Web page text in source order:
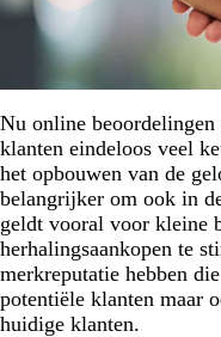
Nu online beoordelingen
klanten eindeloos veel
het opbouwen van de
belangrijker om ook in
geldt vooral voor kleine
herhalingsaankopen te
merkreputatie hebben
potentiële klanten maar
huidige klanten.